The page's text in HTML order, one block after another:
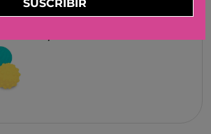
SURTIDO 8 PELOTAS LUDI
SUSCRIBIR